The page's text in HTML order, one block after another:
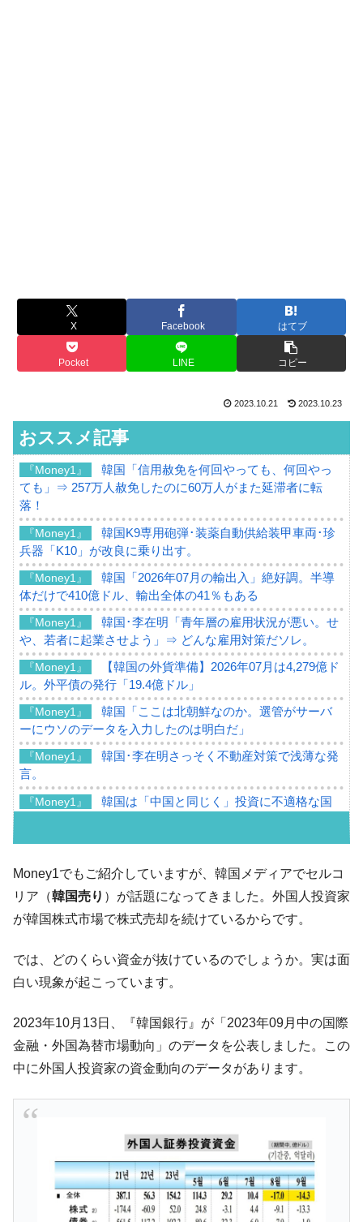
X Facebook はてブ
Pocket LINE コピー
2023.10.21 2023.10.23
おススメ記事
『Money1』
韓国「信用赦免を何回やっても、何回やっ
ても」⇒ 257万人赦免したのに60万人がまた延滞者に転
落！
『Money1』
韓国K9専用砲弾･装薬自動供給装甲車両･珍
兵器「K10」が改良に乗り出す。
『Money1』
韓国「2026年07月の輸出入」絶好調。半導
体だけで410億ドル、輸出全体の41％もある
『Money1』
韓国･李在明「青年層の雇用状況が悪い。せ
や、若者に起業させよう」⇒ どんな雇用対策だソレ。
『Money1』
【韓国の外貨準備】2026年07月は4,279億ド
ル。外平債の発行「19.4億ドル」
『Money1』
韓国「ここは北朝鮮なのか。選管がサーバ
ーにウソのデータを入力したのは明白だ」
『Money1』
韓国･李在明さっそく不動産対策で浅薄な発
言。
『Money1』
韓国は「中国と同じく」投資に不適格な国
『Money1』
『韓国銀行』が「金の保有量を増やしま
す」⇒「金を経由するドル入手」手段ではないのか？
『Money1』
韓国･外為取引量「1日当たり1,214.4億ド
い「50.5％」に上昇
『Money1』
韓国大統領府ボンクラ政策室長が告発され
断
『Money1』
韓国･警察職員が「丸刈りになって抗議活
動」
国の過剰生産が世界を蝕む。
韓国製造業「半導体絶好調」のウラで他業
種は全般的「不調」⇒ PSIが示す現況は決して良くない。
『Money1』
【米韓激突案件】韓国消費者院が『クーパ
ン』1人当たり賠償10万ウォンを認定 ⇒ 総額3兆7,000億
Money1でもご紹介していますが、韓国メディアでセルコ
リア（韓国売り ）が話題になってきました。外国人投資家
が韓国株式市場で株式売却を続けているからです。
では、どのくらい資金が抜けているのでしょうか。実は面
白い現象が起こっています。
2023年10月13日、『韓国銀行』が「2023年09月中の国際
金融・外国為替市場動向」のデータを公表しました。この
中に外国人投資家の資金動向のデータがあります。